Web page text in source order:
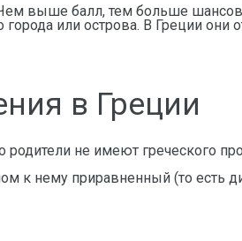
Чем выше балл, тем больше
или острова. В Греции они
в Греции
не имеют греческого
к нему приравненный (то